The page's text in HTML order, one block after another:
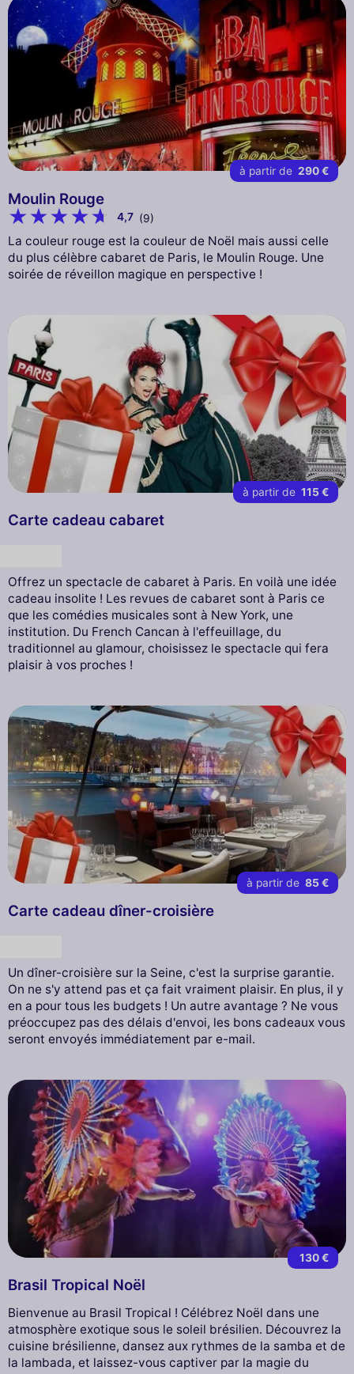
à partir de 290 €
Moulin Rouge
4,7 (9)
La couleur rouge est la couleur de Noël mais aussi celle
du plus célèbre cabaret de Paris, le Moulin Rouge. Une
soirée de réveillon magique en perspective !
à partir de 115 €
Carte cadeau cabaret
Offrez un spectacle de cabaret à Paris. En voilà une idée
cadeau insolite ! Les revues de cabaret sont à Paris ce
que les comédies musicales sont à New York, une
institution. Du French Cancan à l'effeuillage, du
traditionnel au glamour, choisissez le spectacle qui fera
plaisir à vos proches !
à partir de 85 €
Carte cadeau dîner-croisière
Un dîner-croisière sur la Seine, c'est la surprise garantie.
On ne s'y attend pas et ça fait vraiment plaisir. En plus, il y
en a pour tous les budgets ! Un autre avantage ? Ne vous
préoccupez pas des délais d'envoi, les bons cadeaux vous
seront envoyés immédiatement par e-mail.
130 €
Brasil Tropical Noël
Bienvenue au Brasil Tropical ! Célébrez Noël dans une
atmosphère exotique sous le soleil brésilien. Découvrez la
cuisine brésilienne, dansez aux rythmes de la samba et de
la lambada, et laissez-vous captiver par la magie du